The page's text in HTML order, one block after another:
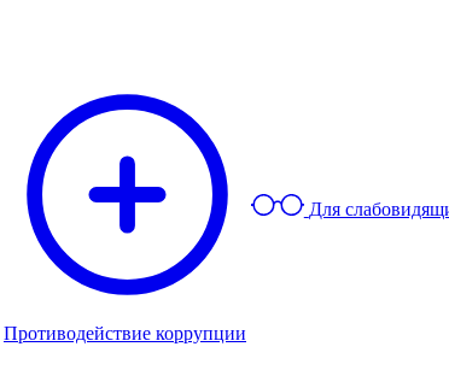
Противодействие коррупции
Для